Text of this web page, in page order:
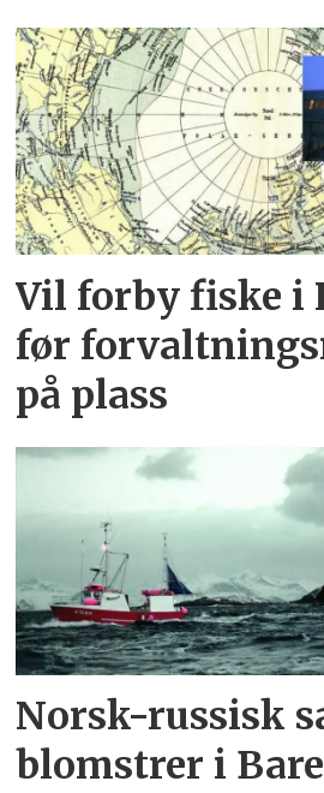
Vil forby fiske i
før
på plass
Norsk-russisk
blomstrer i